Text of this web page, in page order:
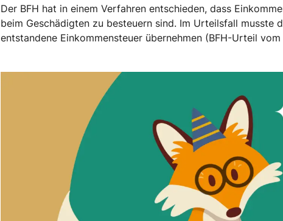
Der BFH hat in einem Verfahren entschieden, dass
beim Geschädigten zu besteuern sind. Im Urteilsfall musste
entstandene Einkommensteuer übernehmen (BFH-Urteil